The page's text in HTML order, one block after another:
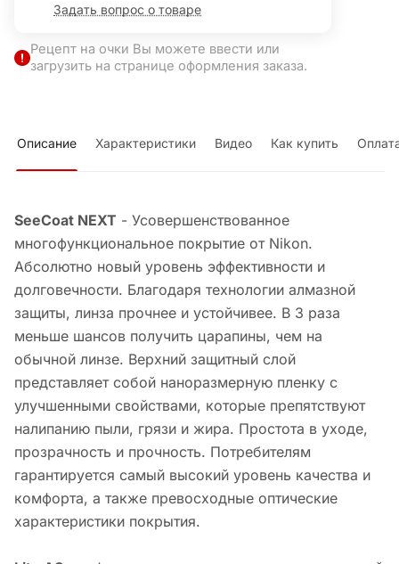
Задать вопрос о товаре
Рецепт на очки Вы можете ввести или
загрузить на странице оформления заказа.
Описание Характеристики Видео Как купить
SeeCoat NEXT - Усовершенствованное
многофункциональное покрытие от Nikon.
Абсолютно новый уровень эффективности и
долговечности. Благодаря технологии алмазной
защиты, линза прочнее и устойчивее. В 3 раза
меньше шансов получить царапины, чем на
обычной линзе. Верхний защитный слой
представляет собой наноразмерную пленку с
улучшенными свойствами, которые препятствуют
налипанию пыли, грязи и жира. Простота в уходе,
прозрачность и прочность. Потребителям
гарантируется самый высокий уровень качества и
комфорта, а также превосходные оптические
характеристики покрытия.